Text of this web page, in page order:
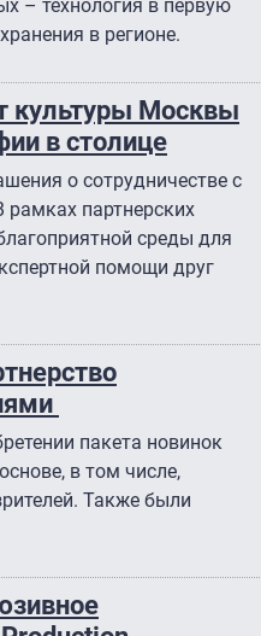
– технология в первую
в регионе.
культуры Москвы
в столице
о сотрудничестве с
партнерских
среды для
помощи друг
пакета новинок
в том числе,
Также были